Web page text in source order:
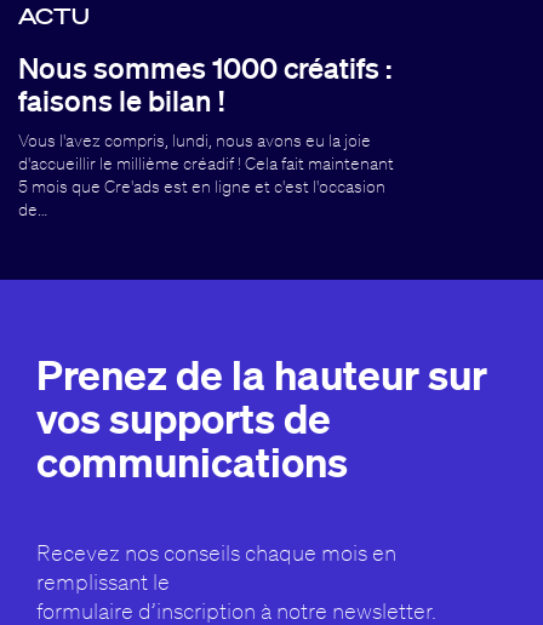
ACTU
Nous sommes 1000 créatifs :
faisons le bilan !
Vous l'avez compris, lundi, nous avons eu la joie
d'accueillir le millième créadif ! Cela fait maintenant
5 mois que Cre'ads est en ligne et c'est l'occasion
de…
Prenez de la hauteur sur
vos supports de
communications
Recevez nos conseils chaque mois en
remplissant le
formulaire d’inscription à notre newsletter.